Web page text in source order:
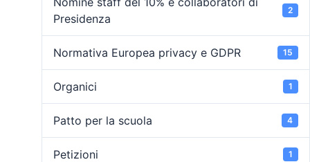
Presidenza
2
Normativa Europea privacy e GDPR 15
Organici 1
Patto per la scuola 4
Petizioni 1